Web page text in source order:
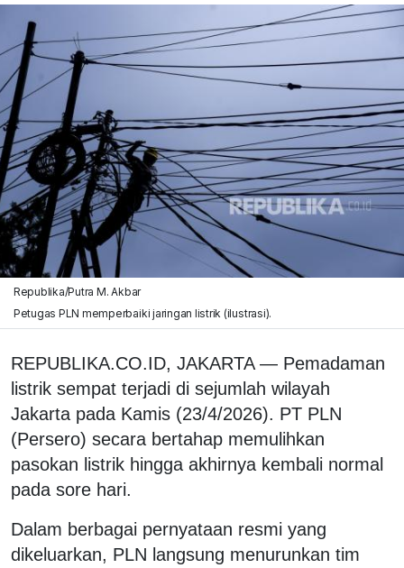
Republika/Putra M. Akbar
Petugas PLN memperbaiki jaringan listrik (ilustrasi).
REPUBLIKA.CO.ID, JAKARTA — Pemadaman
listrik sempat terjadi di sejumlah wilayah
Jakarta pada Kamis (23/4/2026). PT PLN
(Persero) secara bertahap memulihkan
pasokan listrik hingga akhirnya kembali normal
pada sore hari.
Dalam berbagai pernyataan resmi yang
dikeluarkan, PLN langsung menurunkan tim